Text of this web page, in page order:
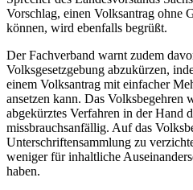
Vorschlag, einen Volksantrag ohne
können, wird ebenfalls begrüßt.
Der Fachverband warnt zudem
Volksgesetzgebung abzukürzen,
einem Volksantrag mit einfacher
ansetzen kann. Das Volksbegehren
abgekürztes Verfahren in der Hand
missbrauchsanfällig. Auf das
Unterschriftensammlung zu
weniger für inhaltliche
haben.